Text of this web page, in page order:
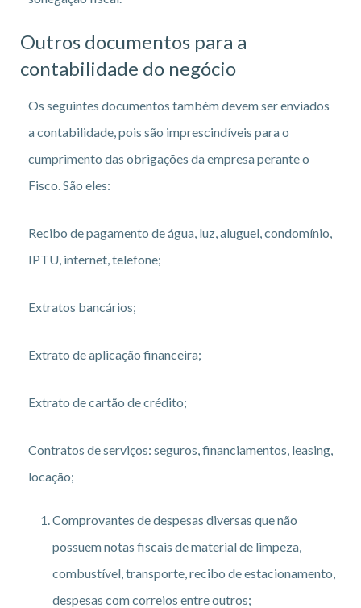
Outros documentos para a
contabilidade do negócio
Os seguintes documentos também devem ser enviados
a contabilidade, pois são imprescindíveis para o
cumprimento das obrigações da empresa perante o
Fisco. São eles:
Recibo de pagamento de água, luz, aluguel, condomínio,
IPTU, internet, telefone;
Extratos bancários;
Extrato de aplicação financeira;
Extrato de cartão de crédito;
Contratos de serviços: seguros, financiamentos, leasing,
locação;
Comprovantes de despesas diversas que não
possuem notas fiscais de material de limpeza,
combustível, transporte, recibo de estacionamento,
despesas com correios entre outros;